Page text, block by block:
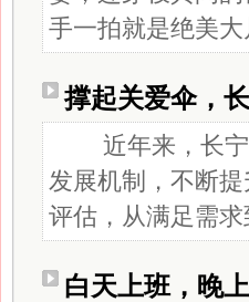
手一拍就是绝美大
撑起关爱伞，
近年来，长宁
发展机制，不断
评估，从满足需求
白天上班，晚